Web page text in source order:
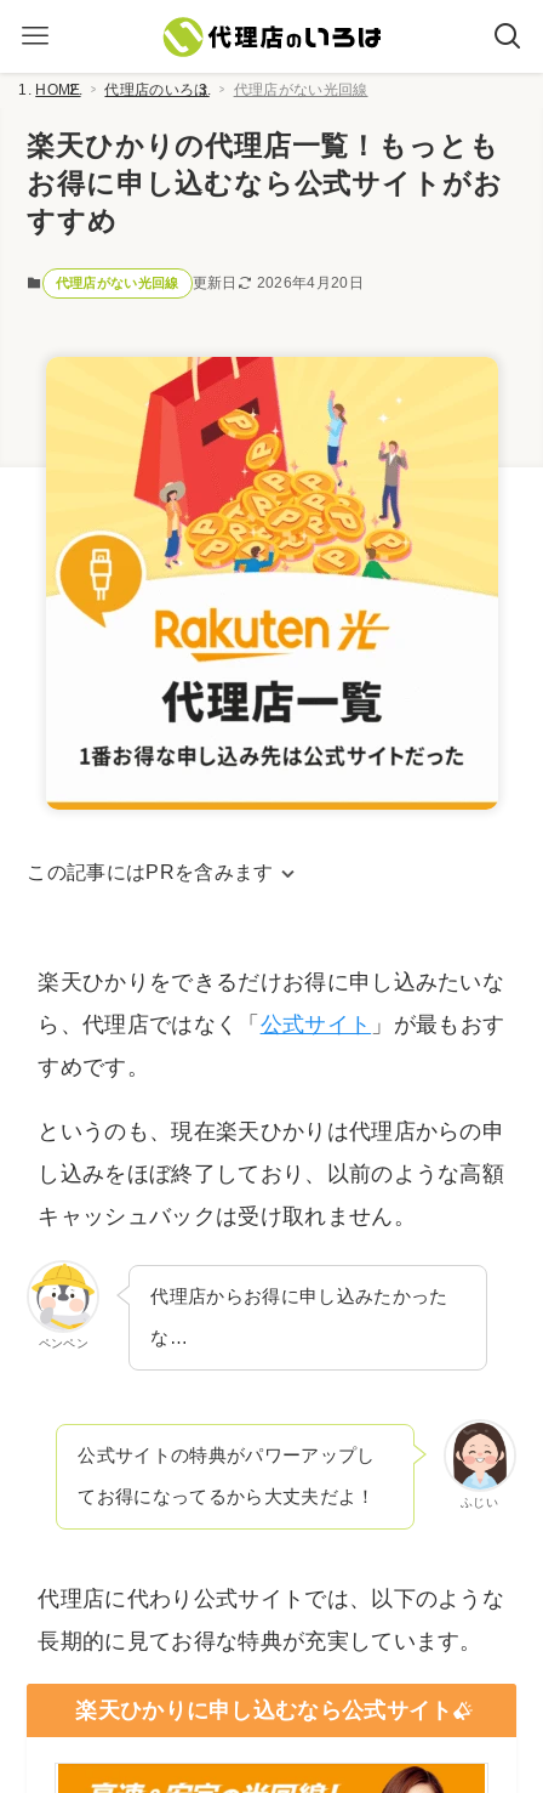
HOME 代理店のいろは 代理店がない光回線
楽天ひかりの代理店一覧！もっとも
お得に申し込むなら公式サイトがお
すすめ
代理店がない光回線 更新日 2026年4月20日
この記事にはPRを含みます
トを運営するための費用に充てられています。
また、コンテンツの内容やランキング比較結果
などに、広告の内容が影響することは一切ござ
だける情報を提供します。
楽天ひかりをできるだけお得に申し込みたいな
ら、代理店ではなく「 公式サイト 」が最もおす
すめです。
というのも、現在楽天ひかりは代理店からの申
し込みをほぼ終了しており、以前のような高額
キャッシュバックは受け取れません。
ペンペン
代理店からお得に申し込みたかった
な…
ふじい
公式サイトの特典がパワーアップし
てお得になってるから大丈夫だよ！
代理店に代わり公式サイトでは、以下のような
長期的に見てお得な特典が充実しています。
楽天ひかりに申し込むなら公式サイト